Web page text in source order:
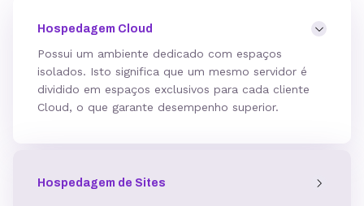
Hospedagem Cloud
Possui um ambiente dedicado com espaços
isolados. Isto significa que um mesmo servidor é
dividido em espaços exclusivos para cada cliente
Cloud, o que garante desempenho superior.
Hospedagem de Sites